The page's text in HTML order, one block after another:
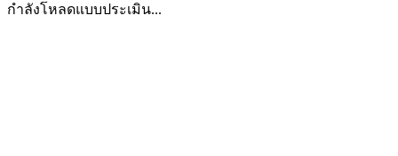
กำลังโหลดแบบประเมิน...